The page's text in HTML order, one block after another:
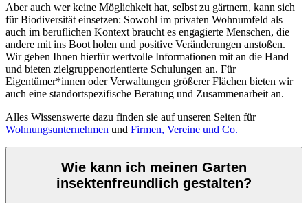
Aber auch wer keine Möglichkeit hat, selbst zu gärtnern, kann sich
für Biodiversität einsetzen: Sowohl im privaten Wohnumfeld als
auch im beruflichen Kontext braucht es engagierte Menschen, die
andere mit ins Boot holen und positive Veränderungen anstoßen.
Wir geben Ihnen hierfür wertvolle Informationen mit an die Hand
und bieten zielgruppenorientierte Schulungen an. Für
Eigentümer*innen oder Verwaltungen größerer Flächen bieten wir
auch eine standortspezifische Beratung und Zusammenarbeit an.
Alles Wissenswerte dazu finden sie auf unseren Seiten für
Wohnungsunternehmen und Firmen, Vereine und Co.
Wie kann ich meinen Garten
insektenfreundlich gestalten?